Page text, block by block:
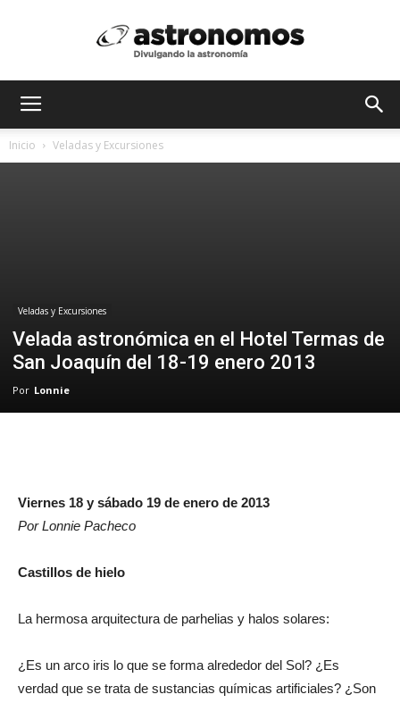
Inicio Veladas y Excursiones
Veladas y Excursiones
Velada astronómica en el Hotel Termas de
San Joaquín del 18-19 enero 2013
Por Lonnie
Viernes 18 y sábado 19 de enero de 2013
Por Lonnie Pacheco
Castillos de hielo
La hermosa arquitectura de parhelias y halos solares:
¿Es un arco iris lo que se forma alrededor del Sol? ¿Es
verdad que se trata de sustancias químicas artificiales? ¿Son